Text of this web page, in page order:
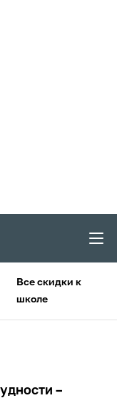
Все скидки к
школе
–